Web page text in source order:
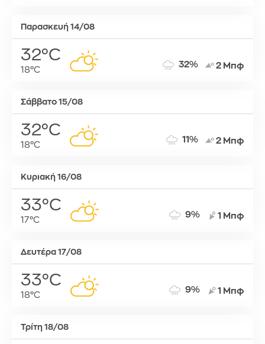
Παρασκευή 14/08
32°C
18°C
32% 2 Μπφ
Σάββατο 15/08
32°C
18°C
11% 2 Μπφ
Κυριακή 16/08
33°C
17°C
9% 1 Μπφ
Δευτέρα 17/08
33°C
18°C
9% 1 Μπφ
Τρίτη 18/08